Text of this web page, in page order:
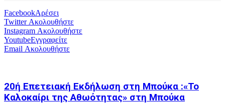
FacebookΑρέσει
TwitterΑκολουθήστε
Instagram Ακολουθήστε
YoutubeΕγγραφείτε
Email Ακολουθήστε
20ή Επετειακή Εκδήλωση στη Μπούκα :«Το
Καλοκαίρι της Αθωότητας» στη Μπούκα